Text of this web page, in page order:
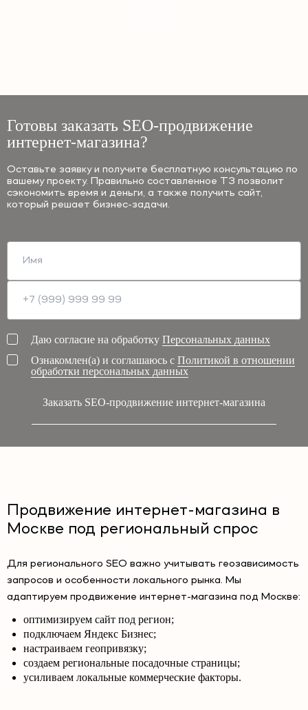
Готовы заказать SEO-продвижение
интернет-магазина?
Оставьте заявку и получите бесплатную консультацию по
вашему проекту. Правильно составленное ТЗ позволит
сэкономить время и деньги, а также получить сайт,
который решает бизнес-задачи.
Даю согласие на обработку Персональных данных
Ознакомлен(а) и соглашаюсь с Политикой в отношении
обработки персональных данных
Заказать SEO-продвижение интернет-магазина
Продвижение интернет-магазина в
Москве под региональный спрос
Для регионального SEO важно учитывать геозависимость
запросов и особенности локального рынка. Мы
адаптируем продвижение интернет-магазина под Москве:
оптимизируем сайт под регион;
подключаем Яндекс Бизнес;
настраиваем геопривязку;
создаем региональные посадочные страницы;
усиливаем локальные коммерческие факторы.